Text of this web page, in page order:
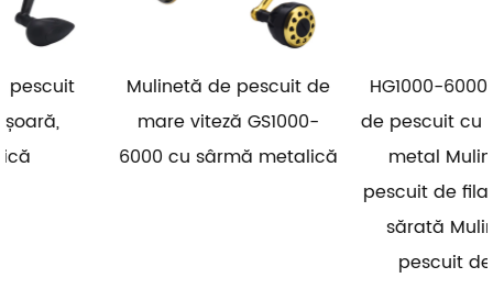
Mulinetă de pescuit de
mare viteză GS1000-
6000 cu sârmă metalică
HG1000-6000 Mulinetă
de pescuit cu bobină de
metal Mulinetă de
pescuit de filare cu apă
sărată Mulinete de
pescuit de filare